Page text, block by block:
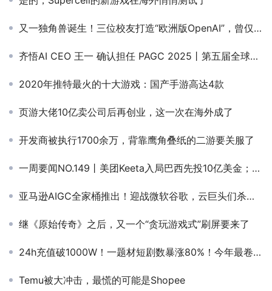
又一独角兽诞生！三位校友打造“欧洲版OpenAI”，曾仅靠7页PPT创下种子轮融资纪录
齐悟AI CEO 王一 确认担任 PAGC 2025丨第五届全球产品与增长展会 AIGC出海增长峰会圆桌嘉宾！
2020年推特最火的十大游戏：国产手游高达4款
页游大佬10亿卖公司后再创业，这一次在海外成了
开发商被执行1700余万，背靠鹰角叠纸的二游要关服了
一周要闻NO.149丨美团Keeta入局巴西先投10亿美金；Manus开放注册；Epic高调申请《堡垒之夜》重返美国iOS
亚马逊AIGC全家桶推出！迎战微软谷歌，云巨头们杀疯了
继《原始传奇》之后，又一个“贪玩游戏式”刷屏要来了
24h充值破1000W！一题材短剧数暴涨80%！今年最卷方向？
Temu被大冲击，最慌的可能是Shopee